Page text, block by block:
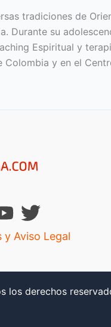
tradiciones de
Durante su
Espiritual y
Colombia y en el
Aviso Legal
los derechos